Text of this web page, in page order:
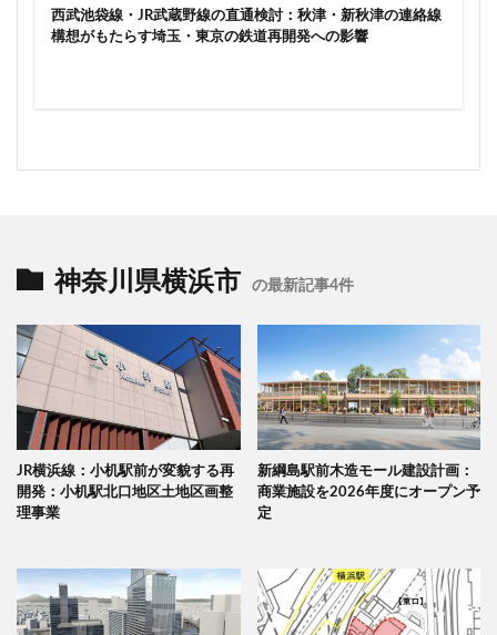
西武池袋線・JR武蔵野線の直通検討：秋津・新秋津の連絡線
構想がもたらす埼玉・東京の鉄道再開発への影響
神奈川県横浜市 の最新記事4件
JR横浜線：小机駅前が変貌する再
開発：小机駅北口地区土地区画整
理事業
新綱島駅前木造モール建設計画：
商業施設を2026年度にオープン予
定